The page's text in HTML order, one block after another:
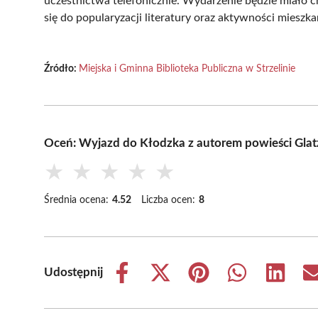
się do popularyzacji literatury oraz aktywności
Źródło: Miejska i Gminna Biblioteka Publiczna w Strzelinie
Oceń: Wyjazd do Kłodzka z autorem powieści
★ ★ ★ ★ ★
Średnia ocena: 4.52 Liczba ocen: 8
Udostępnij
Share
Share
(Twitter)
Share
Share
Share